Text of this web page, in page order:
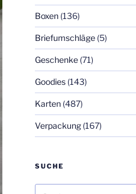
Boxen(136)
Briefumschläge(5)
Geschenke(71)
Goodies(143)
Karten(487)
Verpackung(167)
SUCHE